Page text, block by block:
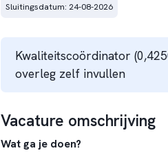
Sluitingsdatum: 24-08-2026
Kwaliteitscoördinator
overleg zelf invullen
Vacature omschrijving
Wat ga je doen?